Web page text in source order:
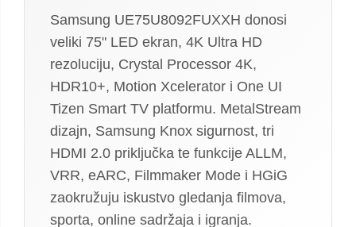
Samsung UE75U8092FUXXH donosi
veliki 75" LED ekran, 4K Ultra HD
rezoluciju, Crystal Processor 4K,
HDR10+, Motion Xcelerator i One UI
Tizen Smart TV platformu. MetalStream
dizajn, Samsung Knox sigurnost, tri
HDMI 2.0 priključka te funkcije ALLM,
VRR, eARC, Filmmaker Mode i HGiG
zaokružuju iskustvo gledanja filmova,
sporta, online sadržaja i igranja.